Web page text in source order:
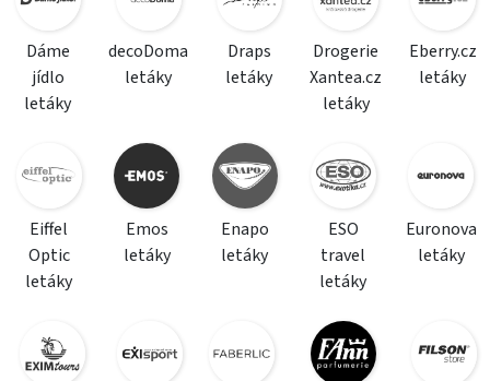
Dáme
jídlo
letáky
decoDoma
letáky
Draps
letáky
Drogerie
Xantea.cz
letáky
Eberry.cz
letáky
Eiffel
Optic
letáky
Emos
letáky
Enapo
letáky
ESO
travel
letáky
Euronova
letáky